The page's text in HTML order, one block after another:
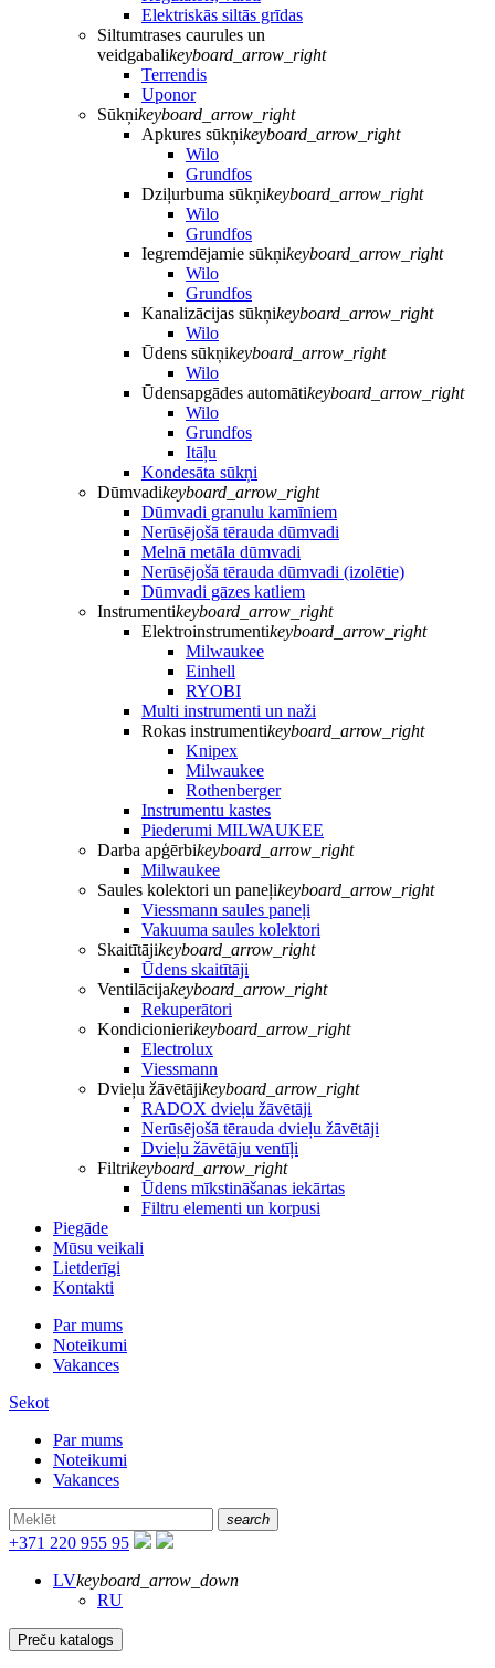
Elektriskās siltās grīdas
Siltumtrases caurules un
veidgabalikeyboard_arrow_right
Terrendis
Uponor
Sūkņikeyboard_arrow_right
Apkures sūkņikeyboard_arrow_right
Wilo
Grundfos
Dziļurbuma sūkņikeyboard_arrow_right
Wilo
Grundfos
Iegremdējamie sūkņikeyboard_arrow_right
Wilo
Grundfos
Kanalizācijas sūkņikeyboard_arrow_right
Wilo
Ūdens sūkņikeyboard_arrow_right
Wilo
Ūdensapgādes automātikeyboard_arrow_right
Wilo
Grundfos
Itāļu
Kondesāta sūkņi
Dūmvadikeyboard_arrow_right
Dūmvadi granulu kamīniem
Nerūsējošā tērauda dūmvadi
Melnā metāla dūmvadi
Nerūsējošā tērauda dūmvadi (izolētie)
Dūmvadi gāzes katliem
Instrumentikeyboard_arrow_right
Elektroinstrumentikeyboard_arrow_right
Milwaukee
Einhell
RYOBI
Multi instrumenti un naži
Rokas instrumentikeyboard_arrow_right
Knipex
Milwaukee
Rothenberger
Instrumentu kastes
Piederumi MILWAUKEE
Darba apģērbikeyboard_arrow_right
Milwaukee
Saules kolektori un paneļikeyboard_arrow_right
Viessmann saules paneļi
Vakuuma saules kolektori
Skaitītājikeyboard_arrow_right
Ūdens skaitītāji
Ventilācijakeyboard_arrow_right
Rekuperātori
Kondicionierikeyboard_arrow_right
Electrolux
Viessmann
Dvieļu žāvētājikeyboard_arrow_right
RADOX dvieļu žāvētāji
Nerūsējošā tērauda dvieļu žāvētāji
Dvieļu žāvētāju ventīļi
Filtrikeyboard_arrow_right
Ūdens mīkstināšanas iekārtas
Filtru elementi un korpusi
Piegāde
Mūsu veikali
Lietderīgi
Kontakti
Par mums
Noteikumi
Vakances
Sekot
Par mums
Noteikumi
Vakances
search
+371 220 955 95
LVkeyboard_arrow_down
RU
Preču katalogs